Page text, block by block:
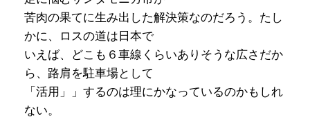
苦肉の果てに生み出した解決策なのだろう。たし
かに、ロスの道は日本で
いえば、どこも６車線くらいありそうな広さだか
ら、路肩を駐車場として
「活用」」するのは理にかなっているのかもしれ
ない。